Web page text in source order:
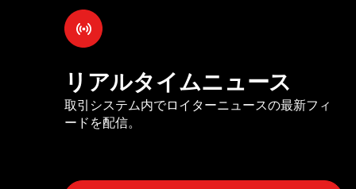
リアルタイムニュース
取引システム内でロイターニュースの最新フィ
ードを配信。